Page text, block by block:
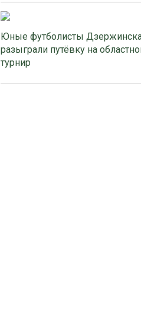
Юные футболисты
разыграли путёвку на
турнир